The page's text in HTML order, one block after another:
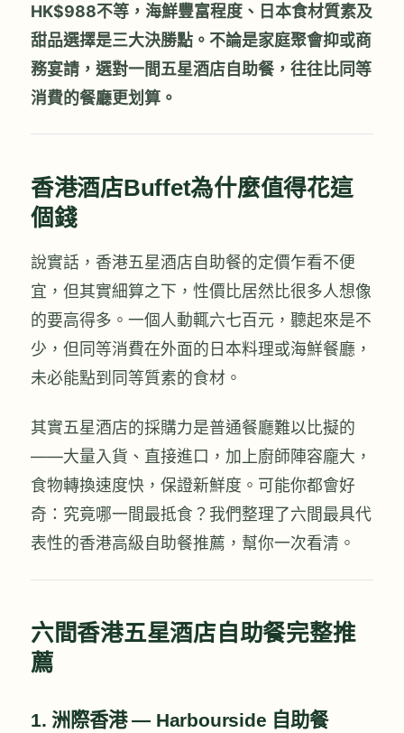
HK$988不等，海鮮豐富程度、日本食材質素及
甜品選擇是三大決勝點。不論是家庭聚會抑或商
務宴請，選對一間五星酒店自助餐，往往比同等
消費的餐廳更划算。
香港酒店Buffet為什麼值得花這
個錢
說實話，香港五星酒店自助餐的定價乍看不便
宜，但其實細算之下，性價比居然比很多人想像
的要高得多。一個人動輒六七百元，聽起來是不
少，但同等消費在外面的日本料理或海鮮餐廳，
未必能點到同等質素的食材。
其實五星酒店的採購力是普通餐廳難以比擬的
——大量入貨、直接進口，加上廚師陣容龐大，
食物轉換速度快，保證新鮮度。可能你都會好
奇：究竟哪一間最抵食？我們整理了六間最具代
表性的香港高級自助餐推薦，幫你一次看清。
六間香港五星酒店自助餐完整推
薦
1. 洲際香港 — Harbourside 自助餐